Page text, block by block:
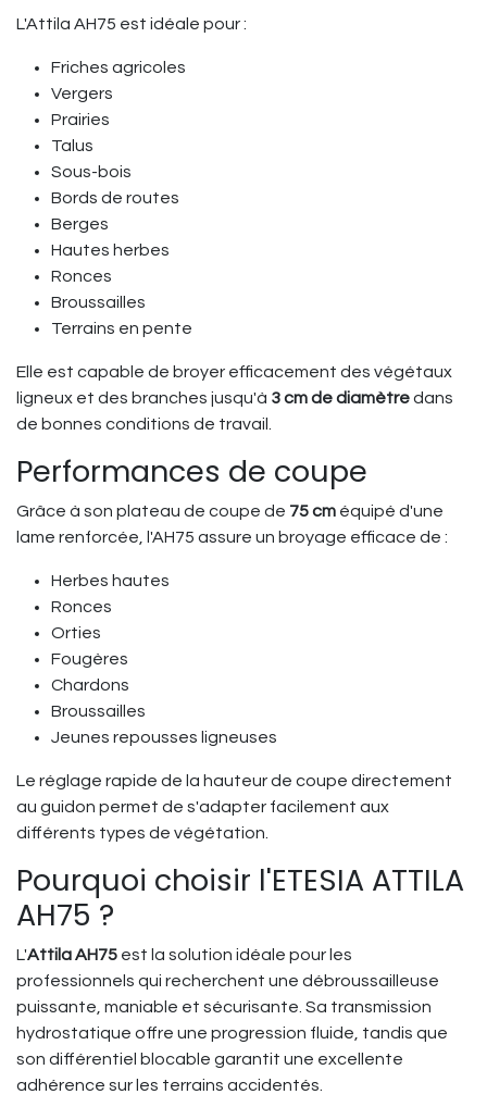
L'Attila AH75 est idéale pour :
Friches agricoles
Vergers
Prairies
Talus
Sous-bois
Bords de routes
Berges
Hautes herbes
Ronces
Broussailles
Terrains en pente
Elle est capable de broyer efficacement des végétaux
ligneux et des branches jusqu'à 3 cm de diamètredans
de bonnes conditions de travail.
Performances de coupe
Grâce à son plateau de coupe de 75 cm équipé d'une
lame renforcée, l'AH75 assure un broyage efficace de :
Herbes hautes
Ronces
Orties
Fougères
Chardons
Broussailles
Jeunes repousses ligneuses
Le réglage rapide de la hauteur de coupe directement
au guidon permet de s'adapter facilement aux
différents types de végétation.
Pourquoi choisir l'ETESIA ATTILA
AH75 ?
L'Attila AH75 est la solution idéale pour les
professionnels qui recherchent une débroussailleuse
puissante, maniable et sécurisante. Sa transmission
hydrostatique offre une progression fluide, tandis que
son différentiel blocable garantit une excellente
adhérence sur les terrains accidentés.